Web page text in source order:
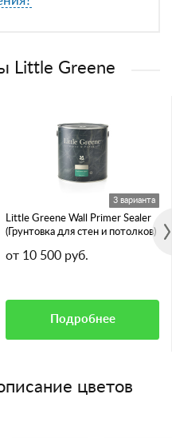
Little Greene
3 варианта
Little Greene Wall Primer Sealer
(Грунтовка для стен и потолков)
от 10 500 руб.
Подробнее
цветов